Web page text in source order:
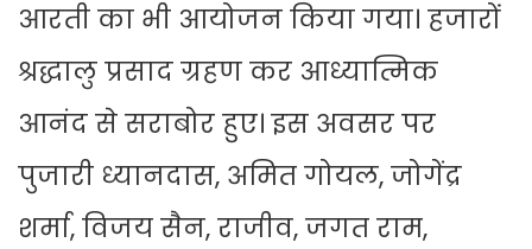
आरती का भी आयोजन किया गया। हजारों
श्रद्धालु प्रसाद ग्रहण कर आध्यात्मिक
आनंद से सराबोर हुए। इस अवसर पर
पुजारी ध्यानदास, अमित गोयल, जोगेंद्र
शर्मा, विजय सैन, राजीव, जगत राम,